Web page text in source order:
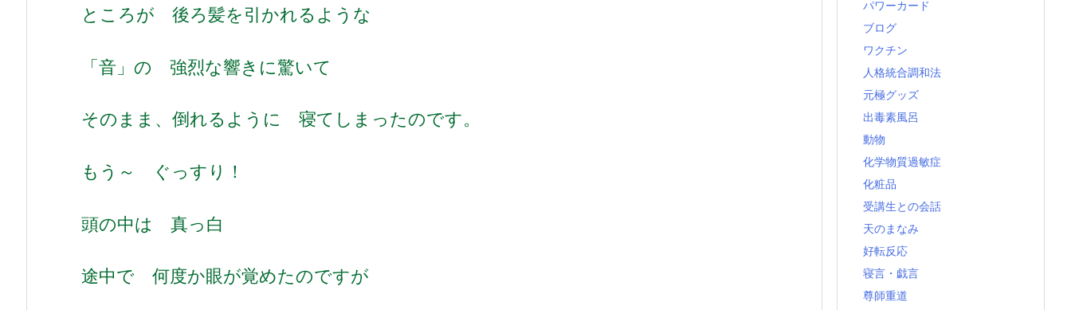
ところが 後ろ髪を引かれるような
「音」の 強烈な響きに驚いて
そのまま、倒れるように 寝てしまったのです。
もう～ ぐっすり！
頭の中は 真っ白
途中で 何度か眼が覚めたのですが
パワーカード
ブログ
ワクチン
人格統合調和法
元極グッズ
出毒素風呂
動物
化学物質過敏症
化粧品
受講生との会話
天のまなみ
好転反応
寝言・戯言
尊師重道